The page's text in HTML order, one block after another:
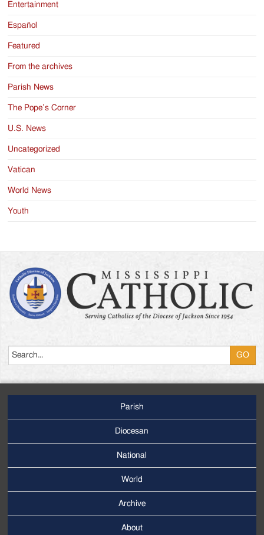
Entertainment
Español
Featured
From the archives
Parish News
The Pope’s Corner
U.S. News
Uncategorized
Vatican
World News
Youth
Menu
Parish
Diocesan
National
World
Archive
About